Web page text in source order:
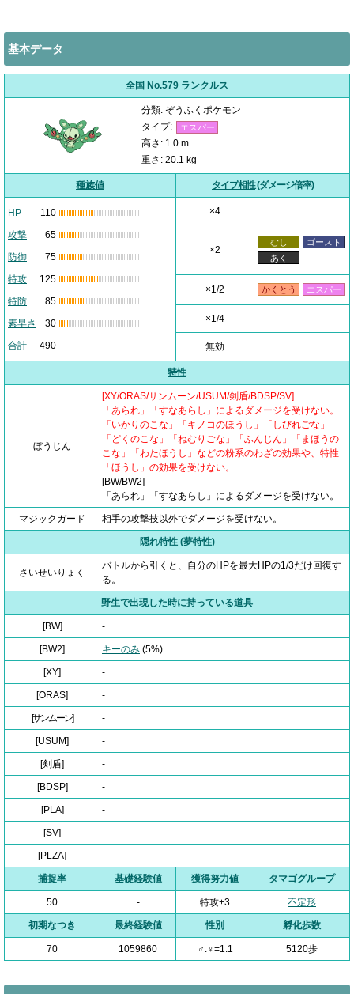
基本データ
全国 No.579 ランクルス
分類: ぞうふくポケモン
タイプ:
エスパー
高さ: 1.0 m
重さ: 20.1 kg
種族値 タイプ相性(ダメージ倍率)
HP
110
攻撃
65
防御
75
特攻
125
特防
85
素早さ
30
合計
490
×4
×2
むし
ゴースト
あく
×1/2 かくとう エスパー
×1/4
無効
特性
ぼうじん
[XY/ORAS/サンムーン/USUM/剣盾/BDSP/SV]
「あられ」「すなあらし」によるダメージを受けない。
「いかりのこな」「キノコのほうし」「しびれごな」
「どくのこな」「ねむりごな」「ふんじん」「まほうの
こな」「わたほうし」などの粉系のわざの効果や、特性
「ほうし」の効果を受けない。
[BW/BW2]
「あられ」「すなあらし」によるダメージを受けない。
マジックガード 相手の攻撃技以外でダメージを受けない。
隠れ特性 (夢特性)
さいせいりょく
バトルから引くと、自分のHPを最大HPの1/3だけ回復す
る。
野生で出現した時に持っている道具
[BW] -
[BW2] キーのみ (5%)
[XY] -
[ORAS] -
[サンムーン] -
[USUM] -
[剣盾] -
[BDSP] -
[PLA] -
[SV] -
[PLZA] -
捕捉率 基礎経験値 獲得努力値 タマゴグループ
50 - 特攻+3 不定形
初期なつき 最終経験値 性別 孵化歩数
70 1059860 ♂:♀=1:1 5120歩